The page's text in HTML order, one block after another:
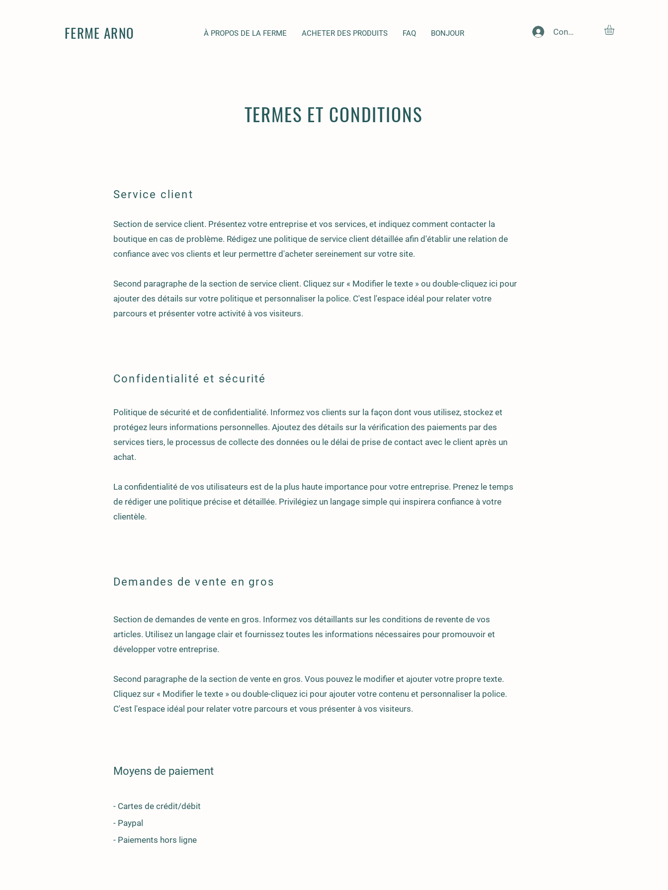
FERME ARNO À PROPOS DE LA FERME ACHETER DES PRODUITS FAQ BONJOUR Connexion
TERMES ET CONDITIONS
Service client
Section de service client. Présentez votre entreprise et vos services, et indiquez comment contacter la
boutique en cas de problème. Rédigez une politique de service client détaillée afin d'établir une relation de
confiance avec vos clients et leur permettre d'acheter sereinement sur votre site.
Second paragraphe de la section de service client. Cliquez sur « Modifier le texte » ou double-cliquez ici pour
ajouter des détails sur votre politique et personnaliser la police. C'est l'espace idéal pour relater votre
parcours et présenter votre activité à vos visiteurs.
Confidentialité et sécurité
Politique de sécurité et de confidentialité. Informez vos clients sur la façon dont vous utilisez, stockez et
protégez leurs informations personnelles. Ajoutez des détails sur la vérification des paiements par des
services tiers, le processus de collecte des données ou le délai de prise de contact avec le client après un
achat.
La confidentialité de vos utilisateurs est de la plus haute importance pour votre entreprise. Prenez le temps
de rédiger une politique précise et détaillée. Privilégiez un langage simple qui inspirera confiance à votre
clientèle.​
Demandes de vente en gros
Section de demandes de vente en gros. Informez vos détaillants sur les conditions de revente de vos
articles. Utilisez un langage clair et fournissez toutes les informations nécessaires pour promouvoir et
développer votre entreprise.
Second paragraphe de la section de vente en gros. Vous pouvez le modifier et ajouter votre propre texte.
Cliquez sur « Modifier le texte » ou double-cliquez ici pour ajouter votre contenu et personnaliser la police.
C'est l'espace idéal pour relater votre parcours et vous présenter à vos visiteurs.
Moyens de paiement
- Cartes de crédit/débit
- Paypal
- Paiements hors ligne